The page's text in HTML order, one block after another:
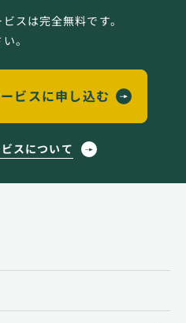
スは完全無料です。
。
ビスに申し込む
スについて